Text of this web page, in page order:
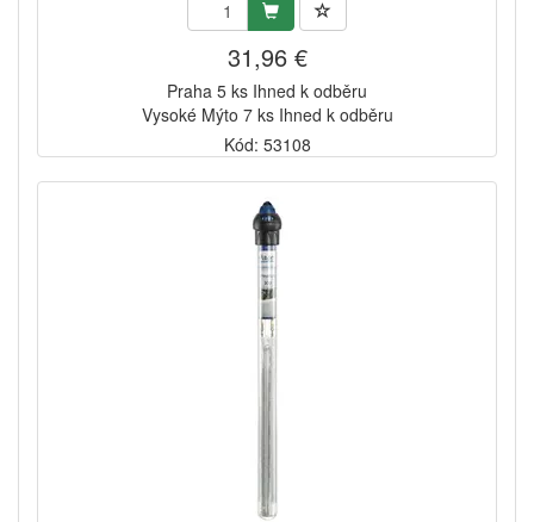
31,96 €
Praha 5 ks Ihned k odběru
Vysoké Mýto 7 ks Ihned k odběru
Kód: 53108